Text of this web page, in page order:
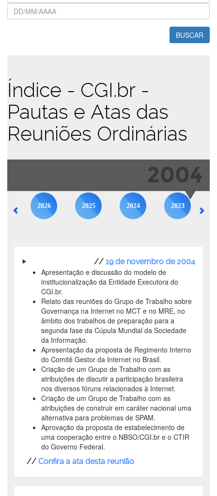
BUSCAR
Índice - CGI.br -
Pautas e Atas das
Reuniões Ordinárias
2004
2026 2025 2024 2023
// 19 de novembro de 2004
Apresentação e discussão do modelo de
institucionalização da Entidade Executora do
CGI.br.
Relato das reuniões do Grupo de Trabalho sobre
Governança na Internet no MCT e no MRE, no
âmbito dos trabalhos de preparação para a
segunda fase da Cúpula Mundial da Sociedade
da Informação.
Apresentação da proposta de Regimento Interno
do Comitê Gestor da Internet no Brasil.
Criação de um Grupo de Trabalho com as
atribuições de discutir a participação brasileira
nos diversos fóruns relacionados à Internet.
Criação de um Grupo de Trabalho com as
atribuições de construir em caráter nacional uma
alternativa para problemas de SPAM.
Aprovação da proposta de estabelecimento de
uma cooperação entre o NBSO/CGI.br e o CTIR
do Governo Federal.
// Confira a ata desta reunião